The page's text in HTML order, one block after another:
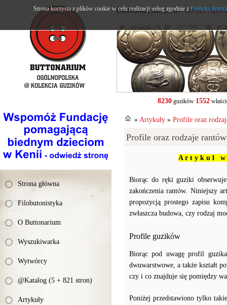
Strona główna
Filobutonistyka
O Buttonarium
Wyszukiwarka
Wytwórcy
@Katalog (5 + 821 stron)
Artykuły
buttonarium.eu- Strona
8230guzików 1552
» Artykuły » Profile oraz
Profile oraz rodzaje
A r t y k u ł
Biorąc do ręki guziki
zakończenia rantów. Niniejszy
propozycją prostego zapisu
zwłaszcza budowa, czy rodzaj
Profile guzików
Biorąc pod uwagę profil
dwuwarstwowe, a także kształt
czy i co znajduje się pomiędzy
Poniżej przedstawiono tylko
Strona korzysta z plików cookie w celu realizacji usług zgodnie zPolityką